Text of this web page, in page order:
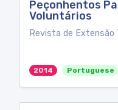
Peçonhentos
Voluntários
Revista de Extensão
2014 Portuguese